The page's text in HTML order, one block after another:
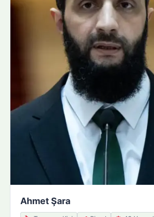
Ahmet Şara